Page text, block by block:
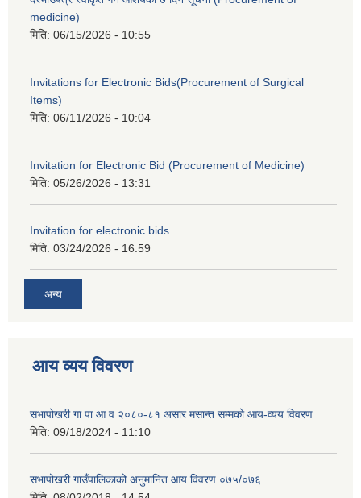
medicine)
मिति: 06/15/2026 - 10:55
Invitations for Electronic Bids(Procurement of Surgical
Items)
मिति: 06/11/2026 - 10:04
Invitation for Electronic Bid (Procurement of Medicine)
मिति: 05/26/2026 - 13:31
Invitation for electronic bids
मिति: 03/24/2026 - 16:59
अन्य
आय व्यय विवरण
सभापोखरी गा पा आ व २०८०-८१ असार मसान्त सम्मको आय-व्यय विवरण
मिति: 09/18/2024 - 11:10
सभापोखरी गाउँपालिकाको अनुमानित आय विवरण ०७५/०७६